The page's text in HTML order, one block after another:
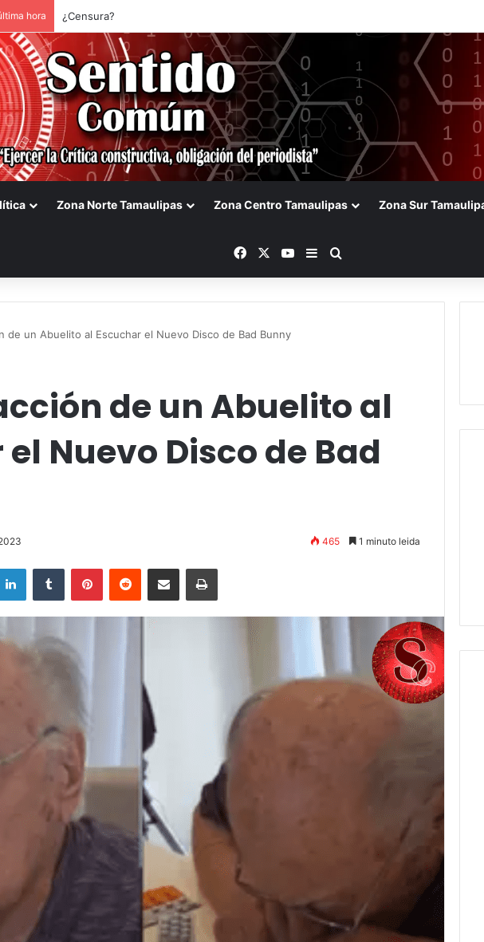
hora ¿Censura?
Zona Norte Tamaulipas Zona Centro Tamaulipas Zona Sur
FacebookYouTubeBarra lateral
de un Abuelito al Escuchar el Nuevo Disco de Bad Bunny
de un Abuelito al
Nuevo Disco de Bad
465 1 minuto leida
LinkedInTumblr PinterestReddit Compartir vía email Imprimir